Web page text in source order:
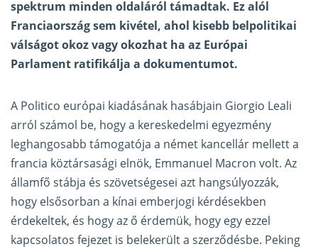
spektrum minden oldaláról támadtak. Ez alól
Franciaország sem kivétel, ahol kisebb belpolitikai
válságot okoz vagy okozhat ha az Európai
Parlament ratifikálja a dokumentumot.
A Politico európai kiadásának hasábjain Giorgio Leali
arról számol be, hogy a kereskedelmi egyezmény
leghangosabb támogatója a német kancellár mellett a
francia köztársasági elnök, Emmanuel Macron volt. Az
államfő stábja és szövetségesei azt hangsúlyozzák,
hogy elsősorban a kínai emberjogi kérdésekben
érdekeltek, és hogy az ő érdemük, hogy egy ezzel
kapcsolatos fejezet is belekerült a szerződésbe. Peking